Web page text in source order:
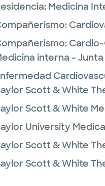
Medicina
interna -
Scott & White
Scott & White
University
Scott & White
Scott & White